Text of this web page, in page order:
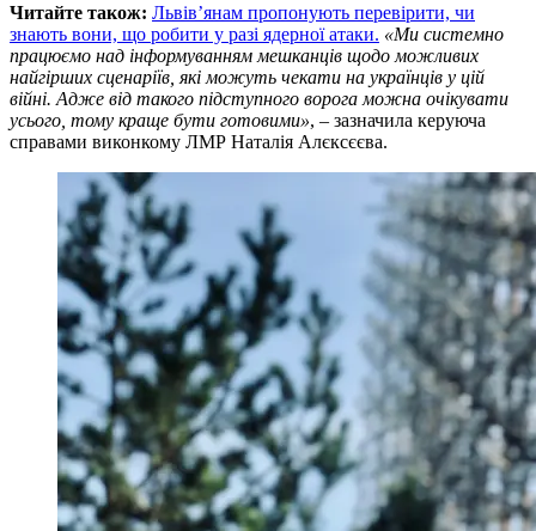
Читайте також: Львів’янам пропонують перевірити, чи
знають вони, що робити у разі ядерної атаки. «Ми системно
працюємо над інформуванням мешканців щодо можливих
найгірших сценаріїв, які можуть чекати на українців у цій
війні. Адже від такого підступного ворога можна очікувати
усього, тому краще бути готовими», – зазначила керуюча
справами виконкому ЛМР Наталія Алєксєєва.